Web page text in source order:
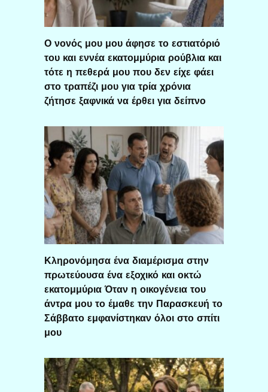
Ο νονός μου μου άφησε το εστιατόριό
του και εννέα εκατομμύρια ρούβλια και
τότε η πεθερά μου που δεν είχε φάει
στο τραπέζι μου για τρία χρόνια
ζήτησε ξαφνικά να έρθει για δείπνο
Κληρονόμησα ένα διαμέρισμα στην
πρωτεύουσα ένα εξοχικό και οκτώ
εκατομμύρια Όταν η οικογένεια του
άντρα μου το έμαθε την Παρασκευή το
Σάββατο εμφανίστηκαν όλοι στο σπίτι
μου